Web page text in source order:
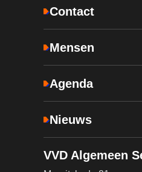
Contact
Mensen
Agenda
Nieuws
VVD Algemeen